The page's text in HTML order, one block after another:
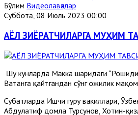
Бўлим Видеолавҳалар
Суббота, 08 Июль 2023 00:00
АЁЛ ЗИЁРАТЧИЛАРГА МУҲИМ
Шу кунларда Макка шаҳридаги
Ватанга қайтгандан сўнг ҳожилик
Суҳбатларда Ишчи гуруҳ вакиллари,
Абдулатиф домла Турсунов, Хотин-